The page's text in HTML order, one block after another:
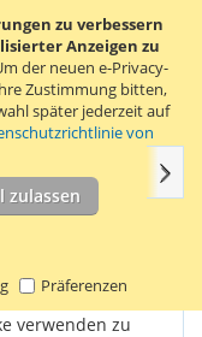
zu verbessern
Anzeigen zu
der neuen e-Privacy-
Zustimmung bitten,
später jederzeit auf
von
zulassen
Präferenzen
der Brother
zu montieren
Bewertungen
Grund
Halter, um
verwenden zu